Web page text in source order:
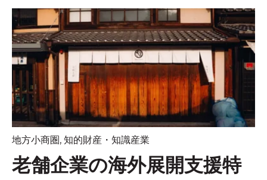
地方小商圏 , 知的財産・知識産業
老舗企業の海外展開支援特